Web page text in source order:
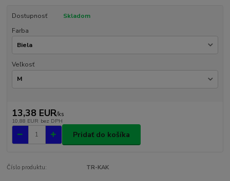
Dostupnosť
Skladom
Farba
Veľkosť
13,38 EUR/ks
10,88 EUR bez DPH
Pridať do košíka
Číslo produktu: TR-KAK